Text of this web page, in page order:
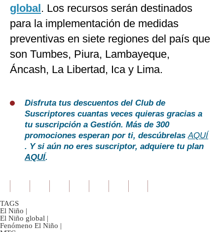
global. Los recursos serán destinados
para la implementación de medidas
preventivas en siete regiones del país que
son Tumbes, Piura, Lambayeque,
Áncash, La Libertad, Ica y Lima.
Disfruta tus descuentos del Club de
Suscriptores cuantas veces quieras gracias a
tu suscripción a Gestión. Más de 300
promociones esperan por ti, descúbrelasAQUÍ
. Y si aún no eres suscriptor, adquiere tu plan
AQUÍ.
TAGS
El Niño |
El Niño global |
Fenómeno El Niño |